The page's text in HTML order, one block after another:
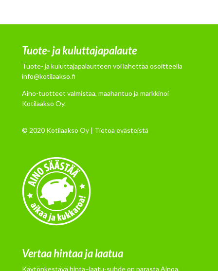
Tuote- ja kuluttajapalaute
Tuote- ja kuluttajapalautteen voi lähettää osoitteella
info@kotilaakso.fi
Aino-tuotteet valmistaa, maahantuo ja markkinoi
Kotilaakso Oy.
© 2020 Kotilaakso Oy | Tietoa evästeistä
Vertaa hintaa ja laatua
Käytönkestävä hinta–laatu-suhde on parasta Ainoa.